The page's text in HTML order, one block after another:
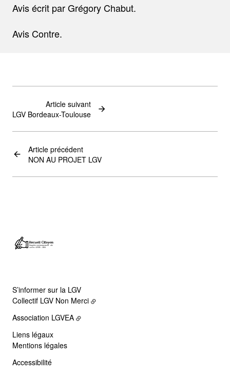
Avis écrit par Grégory Chabut.
Avis Contre.
Article précédent
NON AU PROJET LGV
Article suivant
LGV Bordeaux-Toulouse
S’informer sur la LGV
Collectif LGV Non Merci
Association LGVEA
Liens légaux
Mentions légales
Accessibilité